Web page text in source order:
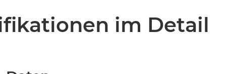
im Detail